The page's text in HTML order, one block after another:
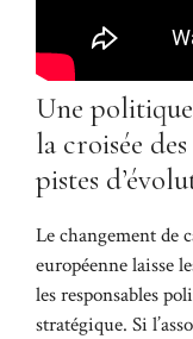
Une
la croisée
pistes
Le changement de
européenne laisse
les responsables
stratégique. Si